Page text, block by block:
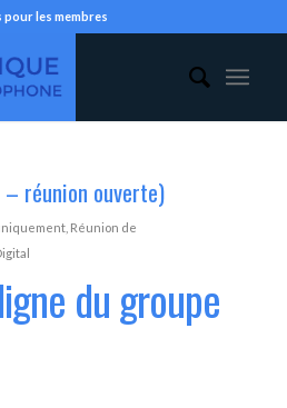
pour les membres
réunion ouverte)
, Réunion de
du groupe